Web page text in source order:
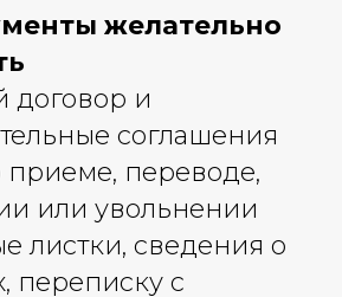
желательно
договор и
соглашения
приеме, переводе,
или увольнении
листки, сведения о
переписку с